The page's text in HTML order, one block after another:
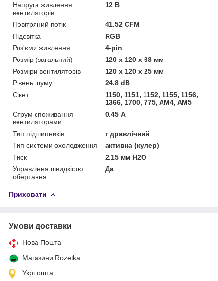
Напруга живлення
вентиляторів
12 В
Повітряний потік
41.52 CFM
Підсвітка
RGB
Роз'єми живлення
4-pin
Розмір (загальний)
120 x 120 x 68 мм
Розміри вентиляторів
120 х 120 х 25 мм
Рівень шуму
24.8 dB
Сікет
1150, 1151, 1152, 1155, 1156,
1366, 1700, 775, AM4, AM5
Струм споживання
вентиляторами
0.45 А
Тип підшипників
гідравлічний
Тип системи охолодження
активна (кулер)
Тиск
2.15 мм H2O
Управління швидкістю
обертання
Да
Приховати
Умови доставки
Нова Пошта
Магазини Rozetka
Укрпошта